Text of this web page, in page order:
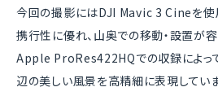
今回の撮影にはDJI Mavic 3 Cineを使
携行性に優れ、山奥での移動・設置が
Apple ProRes422HQでの収録によって
辺の美しい風景を高精細に表現していま